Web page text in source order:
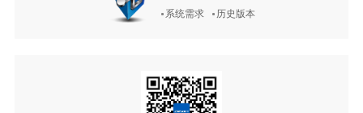
系统需求 历史版本